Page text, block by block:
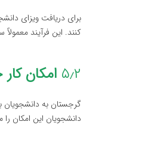
برای دریافت ویزای
کنند. این فرآیند
۵٫۲ امکان
گرجستان به
دانشجویان این امکان